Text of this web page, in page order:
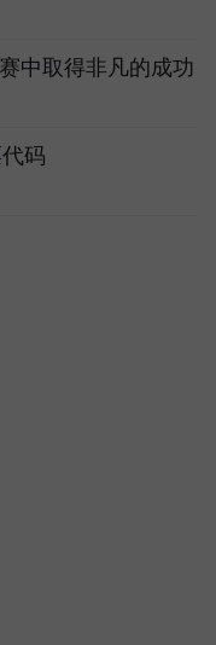
中取得非凡的成功
码